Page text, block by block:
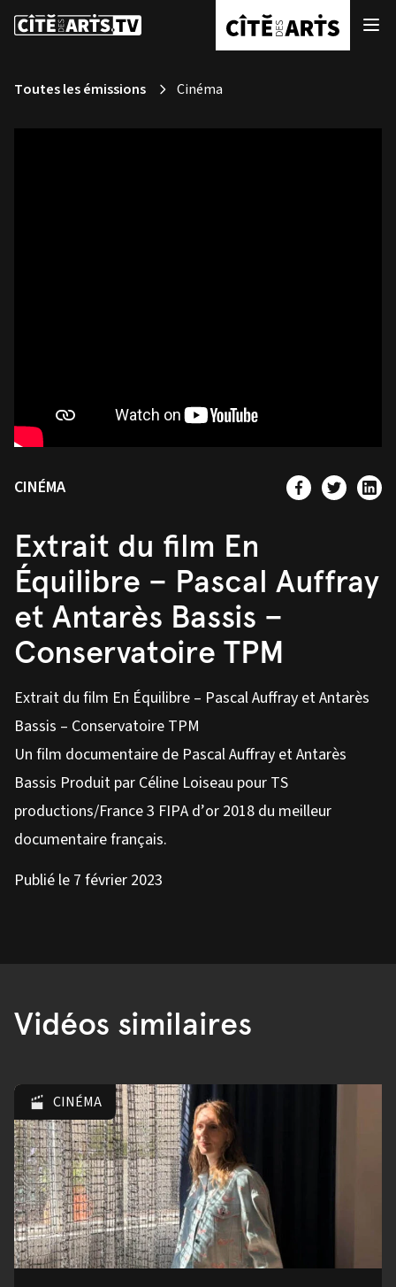
Toutes les émissions Cinéma
CINÉMA
Extrait du film En
Équilibre – Pascal Auffray
et Antarès Bassis –
Conservatoire TPM
Extrait du film En Équilibre – Pascal Auffray et Antarès
Bassis – Conservatoire TPM
Un film documentaire de Pascal Auffray et Antarès
Bassis Produit par Céline Loiseau pour TS
productions/France 3 FIPA d’or 2018 du meilleur
documentaire français.
Publié le 7 février 2023
Vidéos similaires
CINÉMA